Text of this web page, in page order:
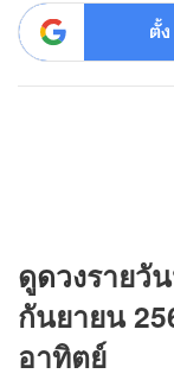
ตั้
ดูดวงรายวั
กันยายน
อาทิตย์